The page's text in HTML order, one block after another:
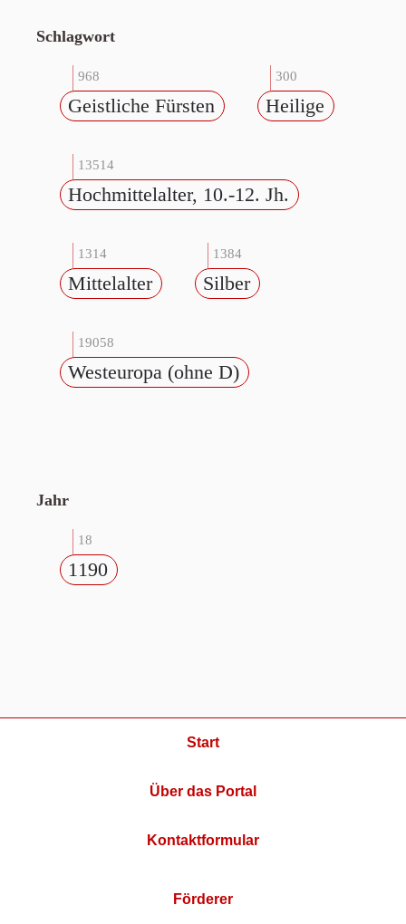
Schlagwort
968
Geistliche Fürsten
300
Heilige
13514
Hochmittelalter, 10.-12. Jh.
1314
Mittelalter
1384
Silber
19058
Westeuropa (ohne D)
Jahr
18
1190
Start
Über das Portal
Kontaktformular
Förderer